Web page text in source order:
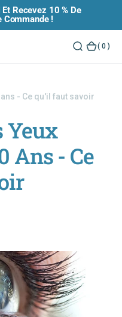
Recevez 10 % De
Commande !
( 0 )
)
- Ce qu'il faut savoir
Yeux
Ans - Ce